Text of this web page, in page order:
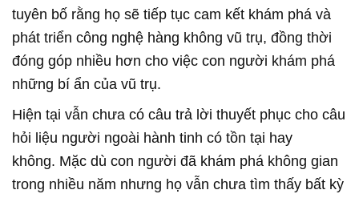
tuyên bố rằng họ sẽ tiếp tục cam kết khám phá và
phát triển công nghệ hàng không vũ trụ, đồng thời
đóng góp nhiều hơn cho việc con người khám phá
những bí ẩn của vũ trụ.
Hiện tại vẫn chưa có câu trả lời thuyết phục cho câu
hỏi liệu người ngoài hành tinh có tồn tại hay
không. Mặc dù con người đã khám phá không gian
trong nhiều năm nhưng họ vẫn chưa tìm thấy bất kỳ